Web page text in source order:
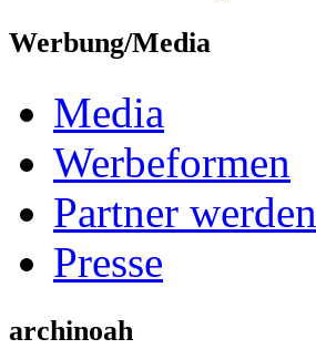
Werbung/Media
Media
Werbeformen
Partner werden
Presse
archinoah